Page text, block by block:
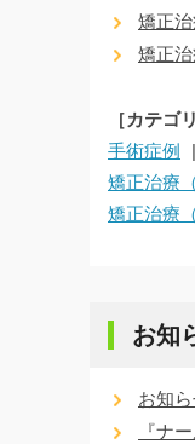
矯正
矯正
［カテゴ
手術症例
矯正治療
矯正治療
お知
お知
『ナ